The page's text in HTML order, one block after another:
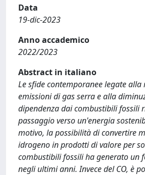
Data
19-dic-2023
Anno accademico
2022/2023
Abstract in italiano
Le sfide contemporanee legate alla
emissioni di gas serra e alla
dipendenza dai combustibili fossili
passaggio verso un'energia
motivo, la possibilità di convertire
idrogeno in prodotti di valore per
combustibili fossili ha generato un
negli ultimi anni. Invece del CO, è